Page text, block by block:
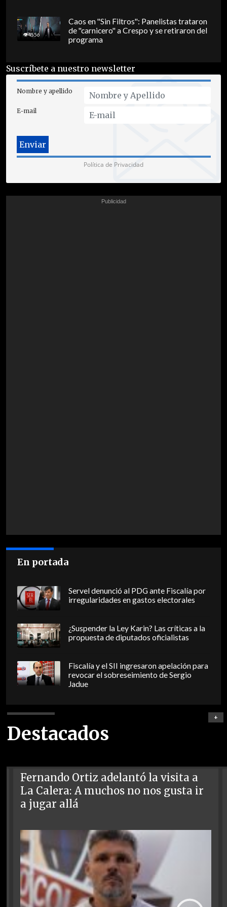
4556
Caos en "Sin Filtros": Panelistas trataron
de "carnicero" a Crespo y se retiraron del
programa
Suscríbete a nuestro newsletter
Nombre y apellido
E-mail
Política de Privacidad
En portada
Servel denunció al PDG ante Fiscalía por
irregularidades en gastos electorales
¿Suspender la Ley Karin? Las críticas a la
propuesta de diputados oficialistas
Fiscalía y el SII ingresaron apelación para
revocar el sobreseimiento de Sergio
Jadue
Destacados
+
Fernando Ortiz adelantó la visita a
La Calera: A muchos no nos gusta ir
a jugar allá